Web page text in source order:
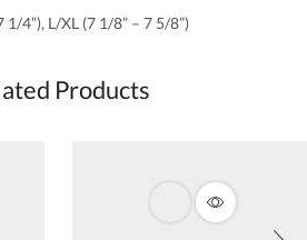
1/4”), L/XL (7 1/8” – 7 5/8”)
Products